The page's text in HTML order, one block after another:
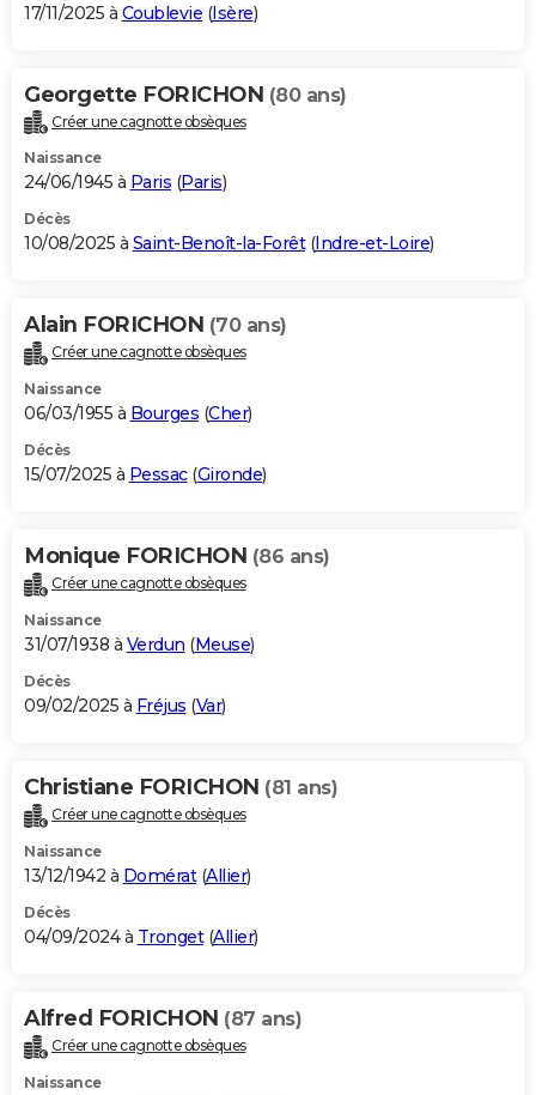
17/11/2025 à Coublevie (Isère)
Georgette FORICHON (80 ans)
Créer une cagnotte obsèques
Naissance
24/06/1945 à Paris (Paris)
Décès
10/08/2025 à Saint-Benoît-la-Forêt(Indre-et-Loire)
Alain FORICHON (70 ans)
Créer une cagnotte obsèques
Naissance
06/03/1955 à Bourges (Cher)
Décès
15/07/2025 à Pessac(Gironde)
Monique FORICHON (86 ans)
Créer une cagnotte obsèques
Naissance
31/07/1938 à Verdun (Meuse)
Décès
09/02/2025 à Fréjus (Var)
Christiane FORICHON (81 ans)
Créer une cagnotte obsèques
Naissance
13/12/1942 à Domérat(Allier)
Décès
04/09/2024 à Tronget(Allier)
Alfred FORICHON (87 ans)
Créer une cagnotte obsèques
Naissance